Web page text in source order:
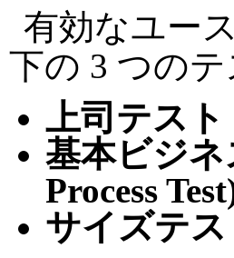
有効なユー
下の 3 つの
上司テスト
基本ビジネ
Process
サイズテス